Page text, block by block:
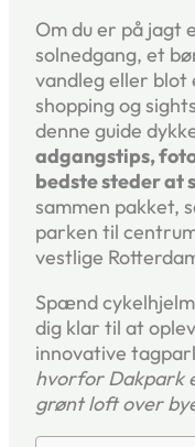
Om du er på jagt
solnedgang, et
vandleg eller blot
shopping og
denne guide
adgangstips,
bedste steder at
sammen pakket,
parken til
vestlige
Spænd
dig klar til at
innovative
hvorfor Dakpark
grønt loft over